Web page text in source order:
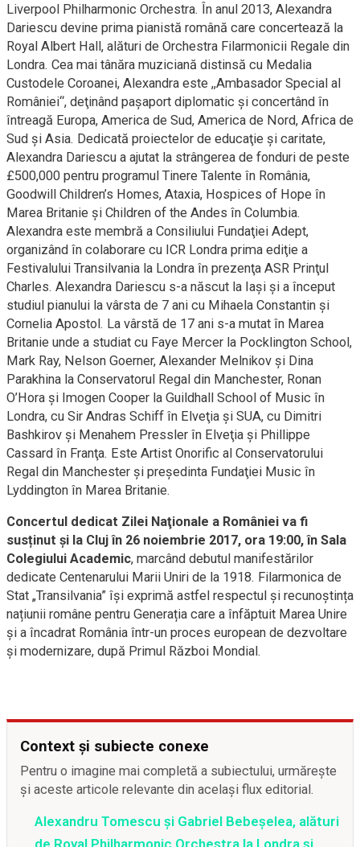
Liverpool Philharmonic Orchestra. În anul 2013, Alexandra
Dariescu devine prima pianistă română care concertează la
Royal Albert Hall, alături de Orchestra Filarmonicii Regale din
Londra. Cea mai tânăra muziciană distinsă cu Medalia
Custodele Coroanei, Alexandra este ,,Ambasador Special al
României“, deţinând paşaport diplomatic şi concertând în
întreagă Europa, America de Sud, America de Nord, Africa de
Sud şi Asia. Dedicată proiectelor de educaţie şi caritate,
Alexandra Dariescu a ajutat la strângerea de fonduri de peste
£500,000 pentru programul Tinere Talente în România,
Goodwill Children’s Homes, Ataxia, Hospices of Hope în
Marea Britanie şi Children of the Andes în Columbia.
Alexandra este membră a Consiliului Fundaţiei Adept,
organizând în colaborare cu ICR Londra prima ediţie a
Festivalului Transilvania la Londra în prezenţa ASR Prinţul
Charles. Alexandra Dariescu s-a născut la Iaşi şi a început
studiul pianului la vârsta de 7 ani cu Mihaela Constantin şi
Cornelia Apostol. La vârstă de 17 ani s-a mutat în Marea
Britanie unde a studiat cu Faye Mercer la Pocklington School,
Mark Ray, Nelson Goerner, Alexander Melnikov şi Dina
Parakhina la Conservatorul Regal din Manchester, Ronan
O’Hora şi Imogen Cooper la Guildhall School of Music în
Londra, cu Sir Andras Schiff în Elveţia şi SUA, cu Dimitri
Bashkirov şi Menahem Pressler în Elveţia şi Phillippe
Cassard în Franţa. Este Artist Onorific al Conservatorului
Regal din Manchester şi preşedinta Fundaţiei Music în
Lyddington în Marea Britanie.
Concertul dedicat Zilei Naţionale a României va fi
susținut și la Cluj în 26 noiembrie 2017, ora 19:00, în Sala
Colegiului Academic, marcând debutul manifestărilor
dedicate Centenarului Marii Uniri de la 1918. Filarmonica de
Stat „Transilvania” își exprimă astfel respectul și recunoștința
națiunii române pentru Generația care a înfăptuit Marea Unire
și a încadrat România într-un proces european de dezvoltare
și modernizare, după Primul Război Mondial.
Context și subiecte conexe
Pentru o imagine mai completă a subiectului, urmărește
și aceste articole relevante din același flux editorial.
Alexandru Tomescu şi Gabriel Bebeşelea, alături